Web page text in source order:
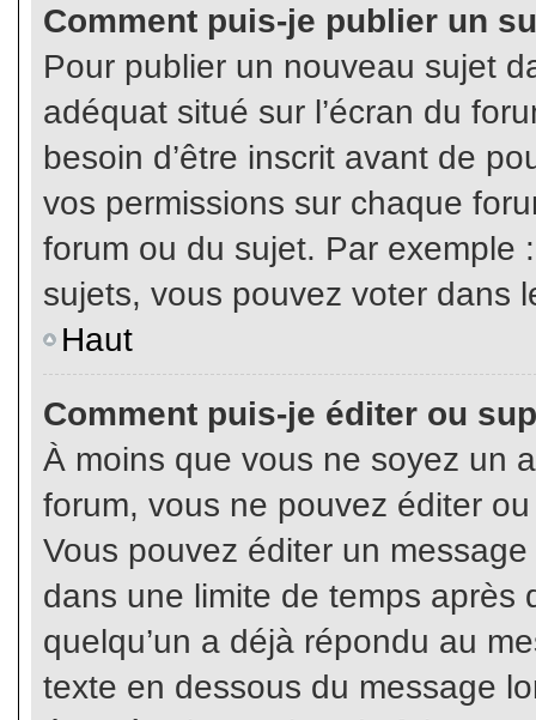
Comment puis-je publier un
Pour publier un nouveau sujet
adéquat situé sur l’écran du
besoin d’être inscrit avant de
vos permissions sur chaque
forum ou du sujet. Par exemple
sujets, vous pouvez voter dans
Haut
Comment puis-je éditer ou
À moins que vous ne soyez un
forum, vous ne pouvez éditer
Vous pouvez éditer un
dans une limite de temps après
quelqu’un a déjà répondu au
texte en dessous du message